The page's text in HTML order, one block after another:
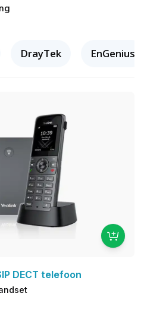
DrayTek EnGenius
DECT telefoon